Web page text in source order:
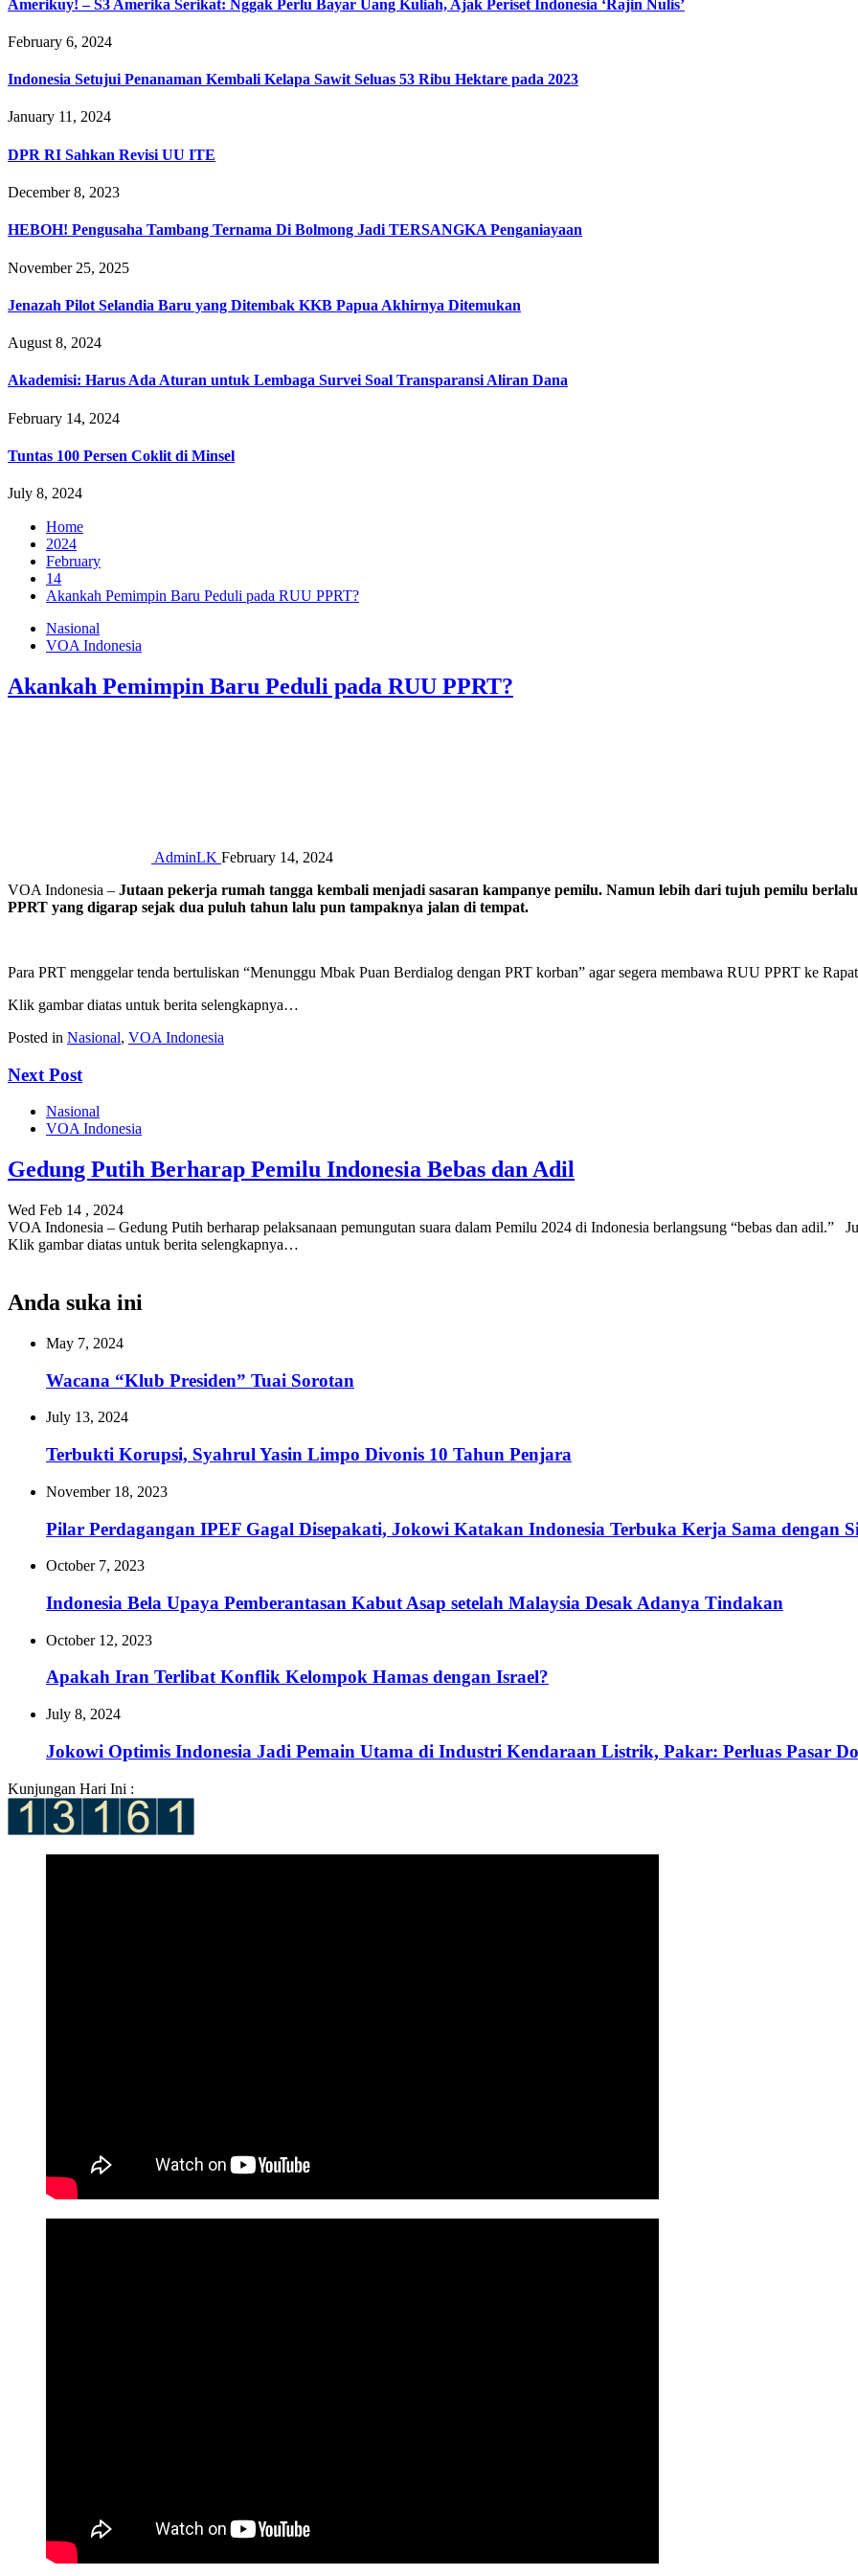
Amerikuy! – S3 Amerika Serikat: Nggak Perlu Bayar Uang Kuliah, Ajak Periset Indonesia ‘Rajin Nulis’
February 6, 2024
Indonesia Setujui Penanaman Kembali Kelapa Sawit Seluas 53 Ribu Hektare pada 2023
January 11, 2024
DPR RI Sahkan Revisi UU ITE
December 8, 2023
HEBOH! Pengusaha Tambang Ternama Di Bolmong Jadi TERSANGKA Penganiayaan
November 25, 2025
Jenazah Pilot Selandia Baru yang Ditembak KKB Papua Akhirnya Ditemukan
August 8, 2024
Akademisi: Harus Ada Aturan untuk Lembaga Survei Soal Transparansi Aliran Dana
February 14, 2024
Tuntas 100 Persen Coklit di Minsel
July 8, 2024
Home
2024
February
14
Akankah Pemimpin Baru Peduli pada RUU PPRT?
Nasional
VOA Indonesia
Akankah Pemimpin Baru Peduli pada RUU PPRT?
AdminLK February 14, 2024
VOA Indonesia – Jutaan pekerja rumah tangga kembali menjadi sasaran kampanye pemilu. Namun lebih dari tujuh pemilu
PPRT yang digarap sejak dua puluh tahun lalu pun tampaknya jalan di tempat.
Para PRT menggelar tenda bertuliskan “Menunggu Mbak Puan Berdialog dengan PRT korban” agar segera membawa RUU PPRT ke
Klik gambar diatas untuk berita selengkapnya…
Posted in Nasional, VOA Indonesia
Next Post
Nasional
VOA Indonesia
Gedung Putih Berharap Pemilu Indonesia Bebas dan Adil
Wed Feb 14 , 2024
VOA Indonesia – Gedung Putih berharap pelaksanaan pemungutan suara dalam Pemilu 2024 di Indonesia berlangsung “bebas dan adil.”
Klik gambar diatas untuk berita selengkapnya…
Anda suka ini
May 7, 2024
Wacana “Klub Presiden” Tuai Sorotan
July 13, 2024
Terbukti Korupsi, Syahrul Yasin Limpo Divonis 10 Tahun Penjara
November 18, 2023
Pilar Perdagangan IPEF Gagal Disepakati, Jokowi Katakan Indonesia Terbuka Kerja Sama dengan
October 7, 2023
Indonesia Bela Upaya Pemberantasan Kabut Asap setelah Malaysia Desak Adanya Tindakan
October 12, 2023
Apakah Iran Terlibat Konflik Kelompok Hamas dengan Israel?
July 8, 2024
Jokowi Optimis Indonesia Jadi Pemain Utama di Industri Kendaraan Listrik, Pakar: Perluas Pasar
Kunjungan Hari Ini :